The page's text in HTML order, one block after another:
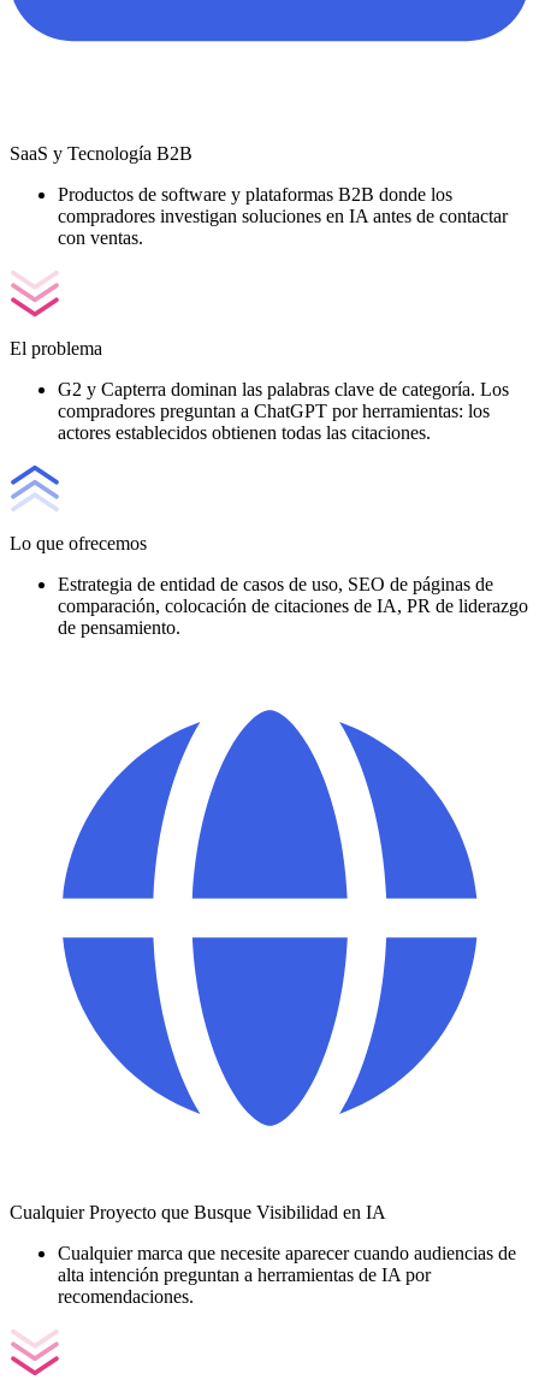
SaaS y Tecnología B2B
Productos de software y plataformas B2B donde los
compradores investigan soluciones en IA antes de contactar
con ventas.
El problema
G2 y Capterra dominan las palabras clave de categoría. Los
compradores preguntan a ChatGPT por herramientas: los
actores establecidos obtienen todas las citaciones.
Lo que ofrecemos
Estrategia de entidad de casos de uso, SEO de páginas de
comparación, colocación de citaciones de IA, PR de liderazgo
de pensamiento.
Cualquier Proyecto que Busque Visibilidad en IA
Cualquier marca que necesite aparecer cuando audiencias de
alta intención preguntan a herramientas de IA por
recomendaciones.